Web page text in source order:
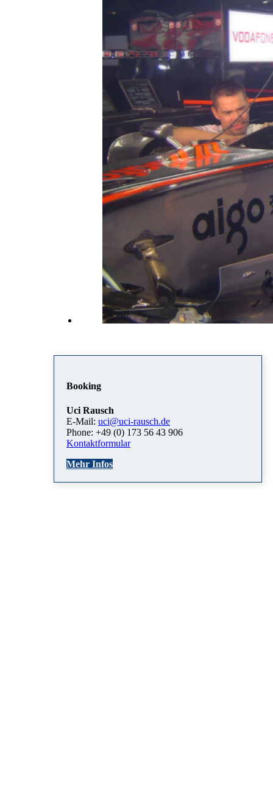
Booking
Uci Rausch
E-Mail: uci@uci-rausch.de
Phone: +49 (0) 173 56 43 906
Kontaktformular
Mehr Infos